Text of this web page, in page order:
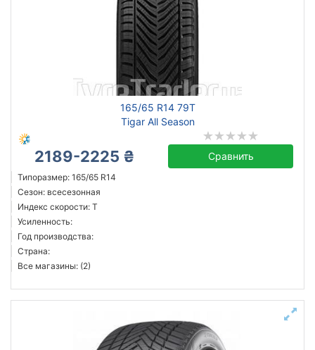
165/65 R14 79T
Tigar All Season
2189-2225 ₴ Сравнить
Типоразмер: 165/65 R14
Сезон: всесезонная
Индекс скорости: T
Усиленность:
Год производства:
Страна:
Все магазины: (2)